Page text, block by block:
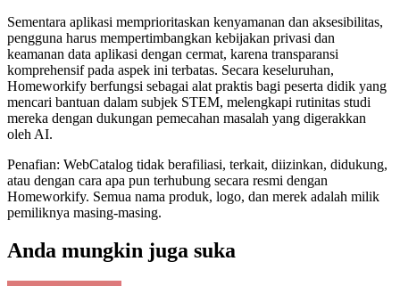
Sementara aplikasi memprioritaskan kenyamanan dan aksesibilitas,
pengguna harus mempertimbangkan kebijakan privasi dan
keamanan data aplikasi dengan cermat, karena transparansi
komprehensif pada aspek ini terbatas. Secara keseluruhan,
Homeworkify berfungsi sebagai alat praktis bagi peserta didik yang
mencari bantuan dalam subjek STEM, melengkapi rutinitas studi
mereka dengan dukungan pemecahan masalah yang digerakkan
oleh AI.
Penafian: WebCatalog tidak berafiliasi, terkait, diizinkan, didukung,
atau dengan cara apa pun terhubung secara resmi dengan
Homeworkify. Semua nama produk, logo, dan merek adalah milik
pemiliknya masing-masing.
Anda mungkin juga suka